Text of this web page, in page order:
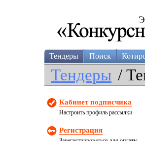
Тендеры Поиск
Тендеры /
Кабинет подписчика
Настроить профиль рассылки
Регистрация